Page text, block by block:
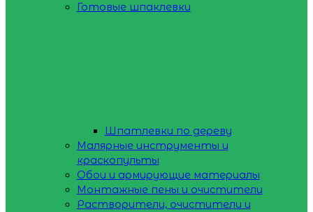
Готовые шпаклевки
Шпатлевки по дереву
Малярные инструменты и
краскопульты
Обои и армирующие материалы
Монтажные пены и очистители
Растворители, очистители и